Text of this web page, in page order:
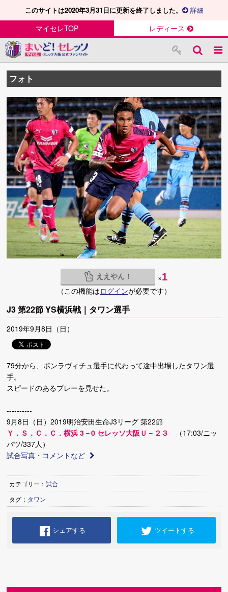
このサイトは2020年3月31日に更新を終了しました。 詳細
マイセレTOP レディース
フォト
ええやん！ ×1
（この機能はログインが必要です）
J3 第22節 YS横浜戦｜タワン選手
2019年9月8日（日）
79分から、ポンラヴィチュ選手に代わって途中出場したタワン選
手。
スピードのあるプレーを見せた。
----------
9月8日（日）2019明治安田生命J3リーグ 第22節
Ｙ．Ｓ．Ｃ．Ｃ．横浜 3－0 セレッソ大阪Ｕ－２３
（17:03/ニッ
パツ/337人）
試合写真・コメントなど
カテゴリー：試合
タグ： タワン
シェアする ツイートする